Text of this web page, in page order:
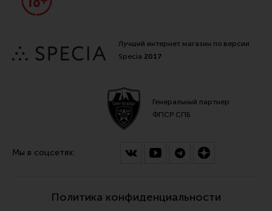
Лучший интернет магазин по версии
Specia 2017
Генеральный партнер
ФПСР СПБ
Мы в соцсетях:
Политика конфиденциальности